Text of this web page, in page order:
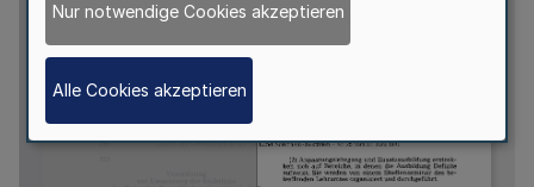
Nur notwendige Cookies akzeptieren
Alle Cookies akzeptieren